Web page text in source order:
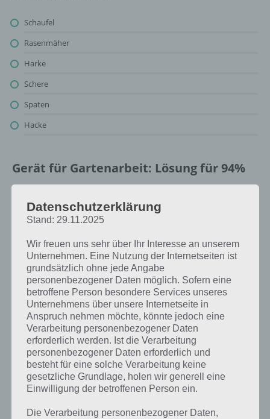
Schaufel
Rasenmäher
Harke
Schere
Spaten
Hacke
Gerät für Gartenarbeit: Lösung für 94%
Da die Reihenfolge bei jedem Spieler anders ist, können wir dir nicht
das exakte Level anzeigen, weshalb du über unsere Komplettlösung
Antworten findest!
Weitere Lösungen zu 94%
gesucht? Schaue inunsere
Komplettlösung zur App! Dort
kannst du mit der Suche
schnell die Antworten und
Lösungen der über 300 Level
finden!
Datenschutzerklärung
Stand: 29.11.2025
Wir freuen uns sehr über Ihr Interesse an unserem
Unternehmen. Eine Nutzung der Internetseiten ist
grundsätzlich ohne jede Angabe
personenbezogener Daten möglich. Sofern eine
betroffene Person besondere Services unseres
Unternehmens über unsere Internetseite in
Anspruch nehmen möchte, könnte jedoch eine
Verarbeitung personenbezogener Daten
erforderlich werden. Ist die Verarbeitung
personenbezogener Daten erforderlich und
besteht für eine solche Verarbeitung keine
gesetzliche Grundlage, holen wir generell eine
Einwilligung der betroffenen Person ein.
Die Verarbeitung personenbezogener Daten,